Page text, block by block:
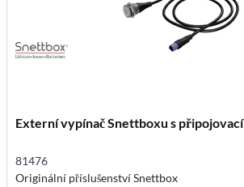
Externí vypínač Snettboxu s
81476
Originální příslušenství Snettbox